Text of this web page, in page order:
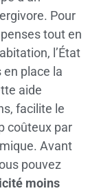
Pour
tout en
l’État
en place la
aide
facilite le
coûteux par
Avant
pouvez
moins